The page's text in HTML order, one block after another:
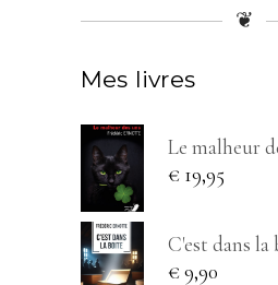
❦
Mes livres
Le malheur
€ 19,95
C'est dans la
€9,90